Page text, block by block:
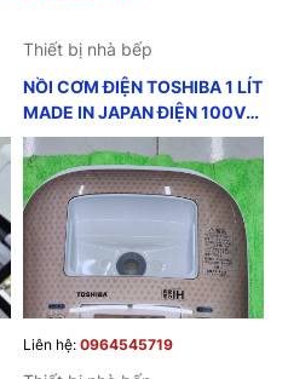
Thiết bị nhà bếp
NỒI CƠM ĐIỆN TOSHIBA 1 LÍT
MADE IN JAPAN ĐIỆN 100V
HÀNG LƯỚT
Liên hệ: 0964545719